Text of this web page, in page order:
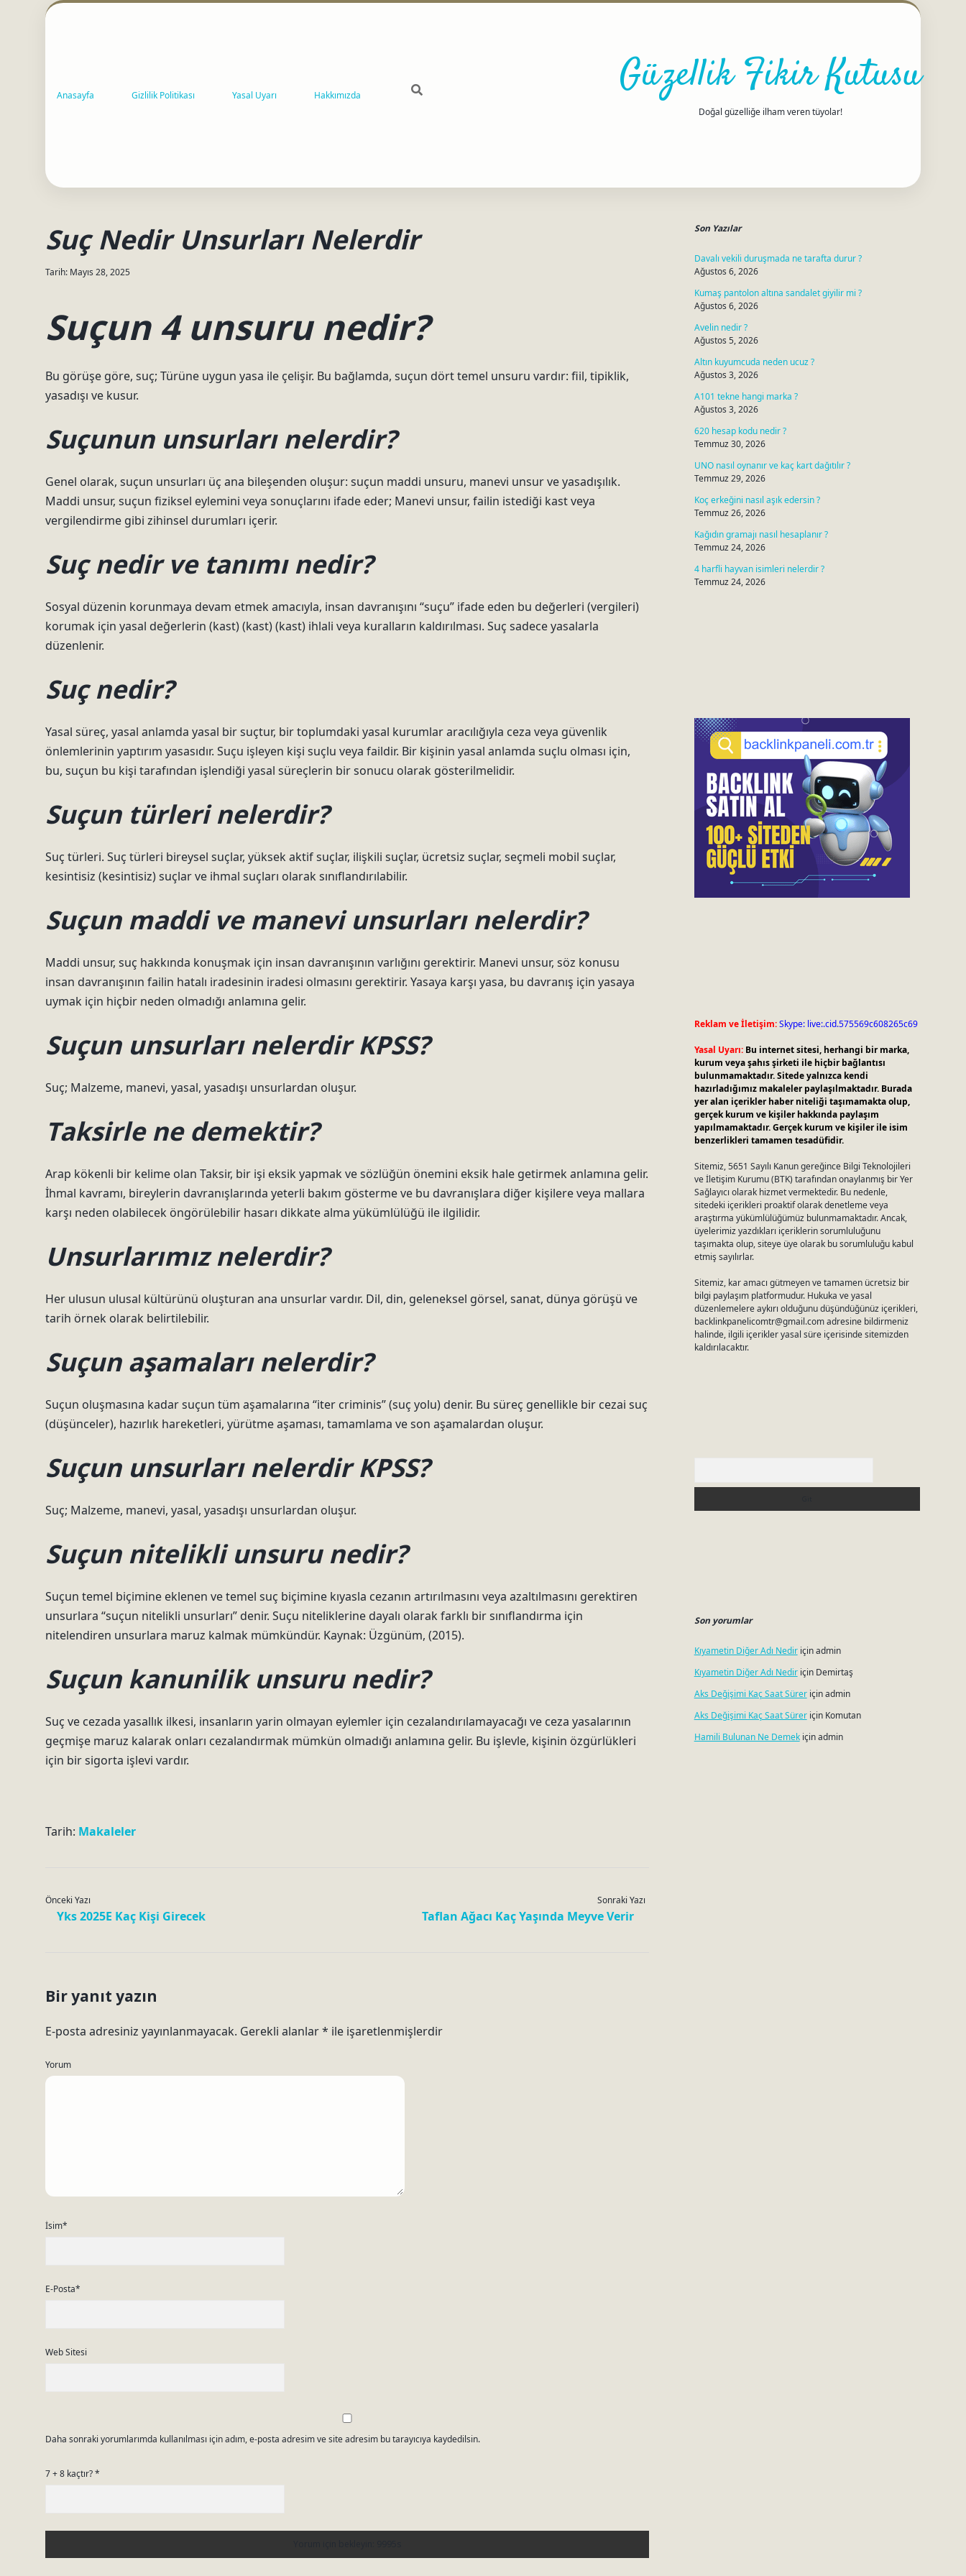
Anasayfa Gizlilik Politikası Yasal Uyarı Hakkımızda Güzellik Fikir Kutusu
Doğal güzelliğe ilham veren tüyolar!
Suç Nedir Unsurları Nelerdir
Tarih: Mayıs 28, 2025
Suçun 4 unsuru nedir?
Bu görüşe göre, suç; Türüne uygun yasa ile çelişir. Bu bağlamda, suçun dört temel unsuru vardır: fiil, tipiklik,
yasadışı ve kusur.
Suçunun unsurları nelerdir?
Genel olarak, suçun unsurları üç ana bileşenden oluşur: suçun maddi unsuru, manevi unsur ve yasadışılık.
Maddi unsur, suçun fiziksel eylemini veya sonuçlarını ifade eder; Manevi unsur, failin istediği kast veya
vergilendirme gibi zihinsel durumları içerir.
Suç nedir ve tanımı nedir?
Sosyal düzenin korunmaya devam etmek amacıyla, insan davranışını “suçu” ifade eden bu değerleri (vergileri)
korumak için yasal değerlerin (kast) (kast) (kast) ihlali veya kuralların kaldırılması. Suç sadece yasalarla
düzenlenir.
Suç nedir?
Yasal süreç, yasal anlamda yasal bir suçtur, bir toplumdaki yasal kurumlar aracılığıyla ceza veya güvenlik
önlemlerinin yaptırım yasasıdır. Suçu işleyen kişi suçlu veya faildir. Bir kişinin yasal anlamda suçlu olması için,
bu, suçun bu kişi tarafından işlendiği yasal süreçlerin bir sonucu olarak gösterilmelidir.
Suçun türleri nelerdir?
Suç türleri. Suç türleri bireysel suçlar, yüksek aktif suçlar, ilişkili suçlar, ücretsiz suçlar, seçmeli mobil suçlar,
kesintisiz (kesintisiz) suçlar ve ihmal suçları olarak sınıflandırılabilir.
Suçun maddi ve manevi unsurları nelerdir?
Maddi unsur, suç hakkında konuşmak için insan davranışının varlığını gerektirir. Manevi unsur, söz konusu
insan davranışının failin hatalı iradesinin iradesi olmasını gerektirir. Yasaya karşı yasa, bu davranış için yasaya
uymak için hiçbir neden olmadığı anlamına gelir.
Suçun unsurları nelerdir KPSS?
Suç; Malzeme, manevi, yasal, yasadışı unsurlardan oluşur.
Taksirle ne demektir?
Arap kökenli bir kelime olan Taksir, bir işi eksik yapmak ve sözlüğün önemini eksik hale getirmek anlamına gelir.
İhmal kavramı, bireylerin davranışlarında yeterli bakım gösterme ve bu davranışlara diğer kişilere veya mallara
karşı neden olabilecek öngörülebilir hasarı dikkate alma yükümlülüğü ile ilgilidir.
Unsurlarımız nelerdir?
Her ulusun ulusal kültürünü oluşturan ana unsurlar vardır. Dil, din, geleneksel görsel, sanat, dünya görüşü ve
tarih örnek olarak belirtilebilir.
Suçun aşamaları nelerdir?
Suçun oluşmasına kadar suçun tüm aşamalarına “iter criminis” (suç yolu) denir. Bu süreç genellikle bir cezai suç
(düşünceler), hazırlık hareketleri, yürütme aşaması, tamamlama ve son aşamalardan oluşur.
Suçun unsurları nelerdir KPSS?
Suç; Malzeme, manevi, yasal, yasadışı unsurlardan oluşur.
Suçun nitelikli unsuru nedir?
Suçun temel biçimine eklenen ve temel suç biçimine kıyasla cezanın artırılmasını veya azaltılmasını gerektiren
unsurlara “suçun nitelikli unsurları” denir. Suçu niteliklerine dayalı olarak farklı bir sınıflandırma için
nitelendiren unsurlara maruz kalmak mümkündür. Kaynak: Üzgünüm, (2015).
Suçun kanunilik unsuru nedir?
Suç ve cezada yasallık ilkesi, insanların yarin olmayan eylemler için cezalandırılamayacağı ve ceza yasalarının
geçmişe maruz kalarak onları cezalandırmak mümkün olmadığı anlamına gelir. Bu işlevle, kişinin özgürlükleri
için bir sigorta işlevi vardır.
Tarih: Makaleler
Önceki Yazı
Yks 2025E Kaç Kişi Girecek
Sonraki Yazı
Taflan Ağacı Kaç Yaşında Meyve Verir
Bir yanıt yazın
E-posta adresiniz yayınlanmayacak. Gerekli alanlar* ile işaretlenmişlerdir
Yorum
İsim*
E-Posta*
Web Sitesi
Daha sonraki yorumlarımda kullanılması için adım, e-posta adresim ve site adresim bu tarayıcıya kaydedilsin.
7 + 8 kaçtır?*
Son Yazılar
Davalı vekili duruşmada ne tarafta durur ?
Ağustos 6, 2026
Kumaş pantolon altına sandalet giyilir mi ?
Ağustos 6, 2026
Avelin nedir ?
Ağustos 5, 2026
Altın kuyumcuda neden ucuz ?
Ağustos 3, 2026
A101 tekne hangi marka ?
Ağustos 3, 2026
620 hesap kodu nedir ?
Temmuz 30, 2026
UNO nasıl oynanır ve kaç kart dağıtılır ?
Temmuz 29, 2026
Koç erkeğini nasıl aşık edersin ?
Temmuz 26, 2026
Kağıdın gramajı nasıl hesaplanır ?
Temmuz 24, 2026
4 harfli hayvan isimleri nelerdir ?
Temmuz 24, 2026
Reklam ve İletişim:Skype: live:.cid.575569c608265c69
Yasal Uyarı: Bu internet sitesi, herhangi bir marka,
kurum veya şahıs şirketi ile hiçbir bağlantısı
bulunmamaktadır. Sitede yalnızca kendi
hazırladığımız makaleler paylaşılmaktadır. Burada
yer alan içerikler haber niteliği taşımamakta olup,
gerçek kurum ve kişiler hakkında paylaşım
yapılmamaktadır. Gerçek kurum ve kişiler ile isim
benzerlikleri tamamen tesadüfidir.
Sitemiz, 5651 Sayılı Kanun gereğince Bilgi Teknolojileri
ve İletişim Kurumu (BTK) tarafından onaylanmış bir Yer
Sağlayıcı olarak hizmet vermektedir. Bu nedenle,
sitedeki içerikleri proaktif olarak denetleme veya
araştırma yükümlülüğümüz bulunmamaktadır. Ancak,
üyelerimiz yazdıkları içeriklerin sorumluluğunu
taşımakta olup, siteye üye olarak bu sorumluluğu kabul
etmiş sayılırlar.
Sitemiz, kar amacı gütmeyen ve tamamen ücretsiz bir
bilgi paylaşım platformudur. Hukuka ve yasal
düzenlemelere aykırı olduğunu düşündüğünüz içerikleri,
backlinkpanelicomtr@gmail.comadresine bildirmeniz
halinde, ilgili içerikler yasal süre içerisinde sitemizden
kaldırılacaktır.
Son yorumlar
Kıyametin Diğer Adı Nediriçinadmin
Kıyametin Diğer Adı Nediriçin Demirtaş
Aks Değişimi Kaç Saat Süreriçinadmin
Aks Değişimi Kaç Saat Süreriçin Komutan
Hamili Bulunan Ne Demekiçinadmin